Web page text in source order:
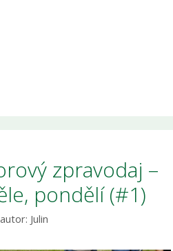
zpravodaj –
pondělí (#1)
autor: Julin